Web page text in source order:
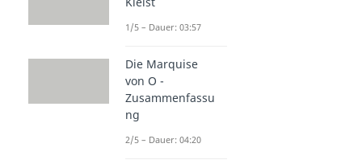
1/5 – Dauer: 03:57
Die Marquise
von O -
Zusammenfassu
ng
2/5 – Dauer: 04:20